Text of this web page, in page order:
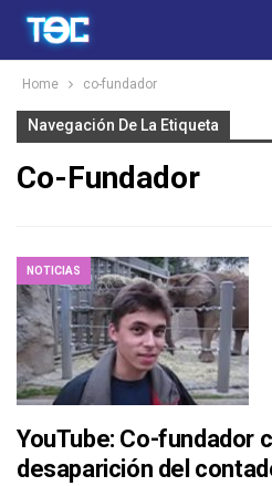
Home co-fundador
Navegación De La Etiqueta
Co-Fundador
NOTICIAS
YouTube: Co-fundador
desaparición del